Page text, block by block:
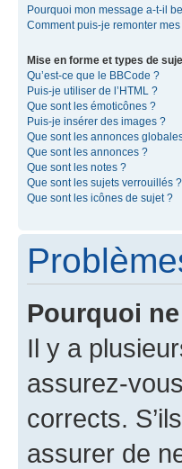
Pourquoi mon message a-t-il
Comment puis-je remonter
Mise en forme et types de
Qu’est-ce que le BBCode ?
Puis-je utiliser de l’HTML ?
Que sont les émoticônes ?
Puis-je insérer des images ?
Que sont les annonces
Que sont les annonces ?
Que sont les notes ?
Que sont les sujets verrouillés ?
Que sont les icônes de sujet ?
Pourquoi
Il y a
assurez-
corrects.
assurer de